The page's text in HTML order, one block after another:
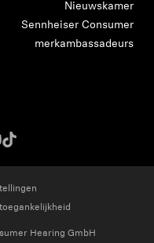
Nieuwskamer
Sennheiser Consumer
merkambassadeurs
Hearing GmbH
Login